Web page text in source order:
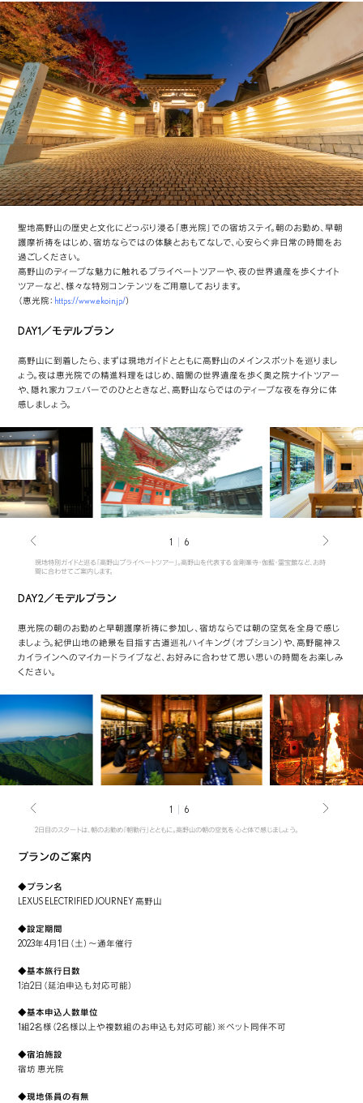
聖地高野山の歴史と文化にどっぷり浸る「恵光院」での宿坊ステイ。朝のお勤め、早朝
護摩祈祷をはじめ、宿坊ならではの体験とおもてなしで、心安らぐ非日常の時間をお
過ごしください。
高野山のディープな魅力に触れるプライベートツアーや、夜の世界遺産を歩くナイト
ツアーなど、様々な特別コンテンツをご用意しております。
（恵光院： https://www.ekoin.jp/）
DAY1／モデルプラン
高野山に到着したら、まずは現地ガイドとともに高野山のメインスポットを巡りまし
ょう。夜は恵光院での精進料理をはじめ、暗闇の世界遺産を歩く奥之院ナイトツアー
や、隠れ家カフェバーでのひとときなど、高野山ならではのディープな夜を存分に体
感しましょう。
現地特別ガイドと巡る「高野山プライベートツアー」。高野山を代表する 金剛峯寺・伽藍・霊宝館など、お時
間に合わせてご案内します。
1 6
DAY2／モデルプラン
恵光院の朝のお勤めと早朝護摩祈祷に参加し、宿坊ならでは朝の空気を全身で感じ
ましょう。紀伊山地の絶景を目指す古道巡礼ハイキング（オプション）や、高野龍神ス
カイラインへのマイカードライブなど、お好みに合わせて思い思いの時間をお楽しみ
ください。
2日目のスタートは、朝のお勤め「朝勤行」とともに。高野山の朝の空気を 心と体で感じましょう。
1 6
プランのご案内
◆プラン名
LEXUS ELECTRIFIED JOURNEY 高野山
◆設定期間
2023年4月1日（土）～通年催行
◆基本旅行日数
1泊2日（延泊申込も対応可能）
◆基本申込人数単位
1組2名様（2名様以上や複数組のお申込も対応可能）※ペット同伴不可
◆宿泊施設
宿坊 恵光院
◆現地係員の有無